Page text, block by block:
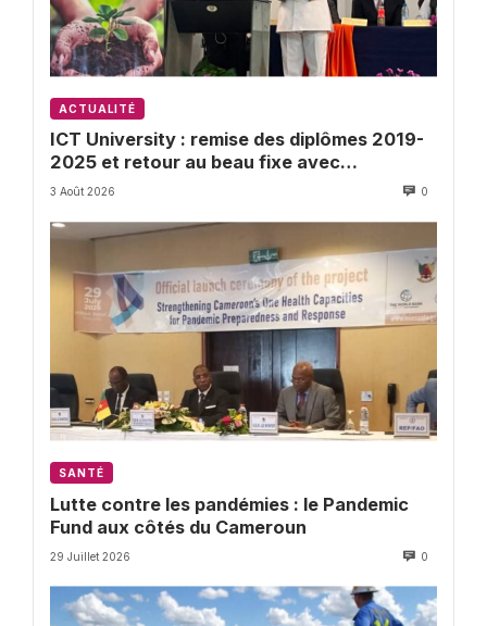
ACTUALITÉ
ICT University : remise des diplômes 2019-
2025 et retour au beau fixe avec
l’Université de Buea
3 Août 2026 0
SANTÉ
Lutte contre les pandémies : le Pandemic
Fund aux côtés du Cameroun
29 Juillet 2026 0